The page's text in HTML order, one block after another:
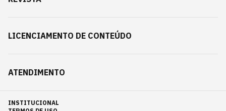
LICENCIAMENTO DE CONTEÚDO
ATENDIMENTO
INSTITUCIONAL